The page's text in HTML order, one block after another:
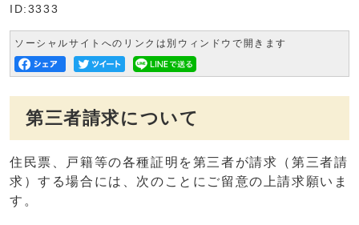
ID:3333
ソーシャルサイトへのリンクは別ウィンドウで開きます
第三者請求について
住民票、戸籍等の各種証明を第三者が請求（第三者請
求）する場合には、次のことにご留意の上請求願いま
す。